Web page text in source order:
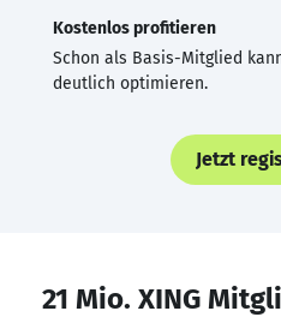
Kostenlos profitieren
Schon als Basis-Mitglied
deutlich optimieren.
Jetzt
21 Mio. XING